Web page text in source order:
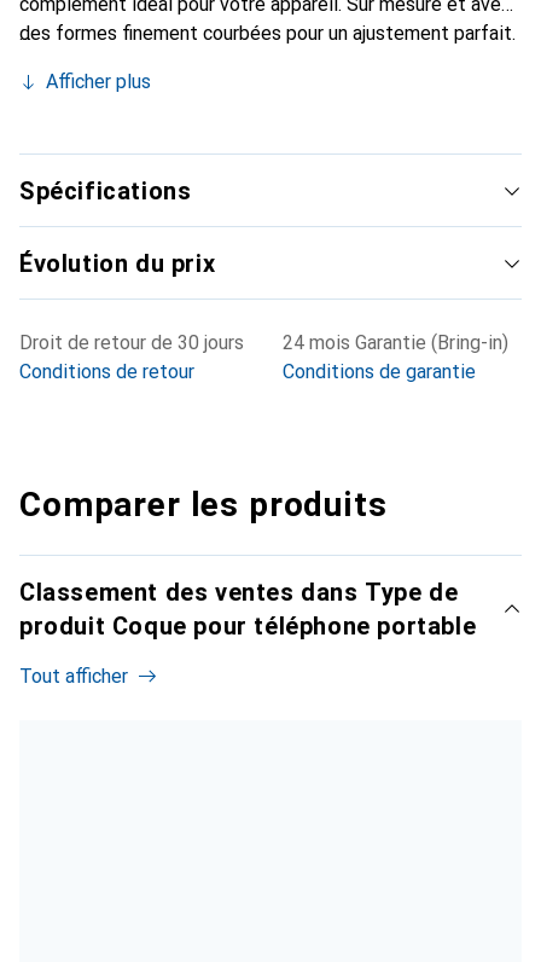
des formes finement courbées pour un ajustement parfait.
smartphone. La marque Noreve est reconnue
constitue toujours un bon choix pour le client exigeant.
Afficher plus
Spécifications
Évolution du prix
Droit de retour de 30 jours
Conditions de retour
24 mois Garantie (Bring-in)
Conditions de garantie
Comparer les produits
Classement des ventes dans Type de
produit Coque pour téléphone portable
Tout afficher